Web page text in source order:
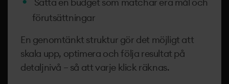
Sätta en budget som matchar era mål och
förutsättningar
En genomtänkt struktur gör det möjligt att
skala upp, optimera och följa resultat på
detaljnivå – så att varje klick räknas.